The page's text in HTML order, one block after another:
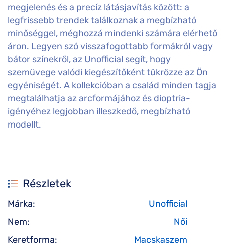
megjelenés és a precíz látásjavítás között: a
legfrissebb trendek találkoznak a megbízható
minőséggel, méghozzá mindenki számára elérhető
áron. Legyen szó visszafogottabb formákról vagy
bátor színekről, az Unofficial segít, hogy
szemüvege valódi kiegészítőként tükrözze az Ön
egyéniségét. A kollekcióban a család minden tagja
megtalálhatja az arcformájához és dioptria-
igényéhez legjobban illeszkedő, megbízható
modellt.
Részletek
Márka:
Unofficial
Nem:
Női
Keretforma:
Macskaszem